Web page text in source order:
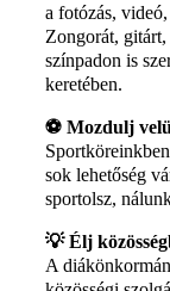
a fotózás,
Zongorát, gitárt,
színpadon is
keretében.
⚽ Mozdulj
sok lehetőség
sportolsz,
💡 Élj
A